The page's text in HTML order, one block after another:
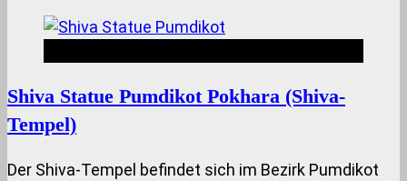
Shiva Statue Pumdikot Pokhara (Shiva-
Tempel)
Der Shiva-Tempel befindet sich im Bezirk Pumdikot